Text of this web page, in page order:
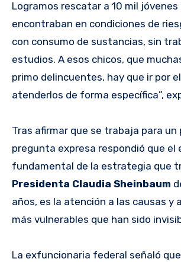
Logramos rescatar a 10 mil jóvenes
encontraban en condiciones de
con consumo de sustancias, sin
estudios. A esos chicos, que
primo delincuentes, hay que ir por
atenderlos de forma específica”,
Tras afirmar que se trabaja para un
pregunta expresa respondió que el
fundamental de la estrategia que
Presidenta Claudia Sheinbaum
años, es la atención a las causas y
más vulnerables que han sido
La exfuncionaria federal señaló